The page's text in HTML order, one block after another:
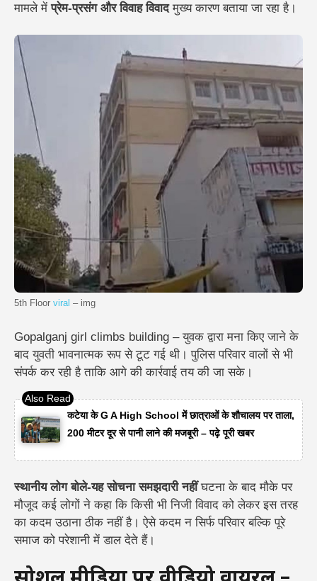
मामले मेंप्रेम-प्रसंग और विवाह विवादमुख्य कारण बताया जा रहा है।
5th Floor viral – img
Gopalganj girl climbs building – युवक द्वारा मना किए जाने के
बाद युवती भावनात्मक रूप से टूट गई थी।पुलिस परिवार वालों से भी
संपर्क कर रही है ताकि आगे की कार्रवाई तय की जा सके।
कटेया के G A High School में छात्राओं के शौचालय पर ताला,
200 मीटर दूर से पानी लाने की मजबूरी – पढ़े पूरी खबर
स्थानीय लोग बोले-यह सोचना समझदारी नहींघटना के बाद मौके पर
मौजूद कई लोगों ने कहा कि किसी भी निजी विवाद को लेकर इस तरह
का कदम उठाना ठीक नहीं है। ऐसे कदम न सिर्फ परिवार बल्कि पूरे
समाज को परेशानी में डाल देते हैं।